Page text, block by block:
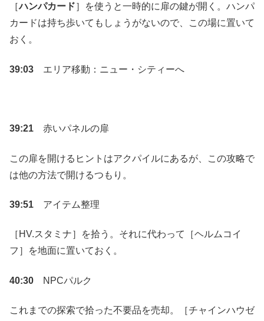
［ハンパカード］を使うと一時的に扉の鍵が開く。ハンパ
カードは持ち歩いてもしょうがないので、この場に置いて
おく。
39:03 エリア移動：ニュー・シティーへ
39:21 赤いパネルの扉
この扉を開けるヒントはアクパイルにあるが、この攻略で
は他の方法で開けるつもり。
39:51 アイテム整理
［HV.スタミナ］を拾う。それに代わって［ヘルムコイ
フ］を地面に置いておく。
40:30 NPCパルク
これまでの探索で拾った不要品を売却。［チャインハウゼ